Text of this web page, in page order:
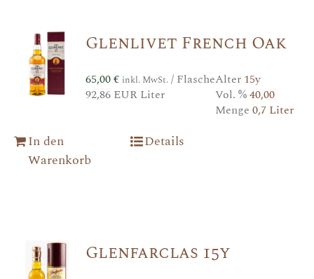
Glenlivet French Oak
65,00€ inkl. MwSt./ Flasche
92,86 EUR Liter
Alter 15y
Vol. %40,00
Menge 0,7 Liter
In den
Warenkorb
Details
Glenfarclas 15y